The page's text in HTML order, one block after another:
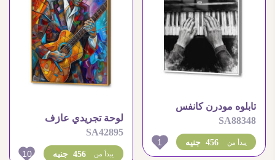
تابلوه مودرن كانفس
العزف على البيانو
SA88348
456 جنيه يبدأ من 1
لوحة تجريدي عازف
موسيقي
SA42895
456 جنيه يبدأ من 10